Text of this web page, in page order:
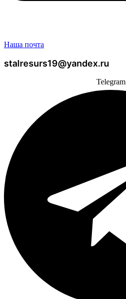
Наша почта
stalresurs19@yandex.ru
Telegram